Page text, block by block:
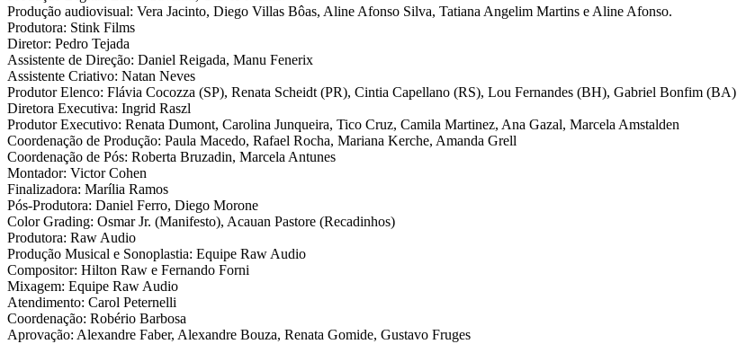
Produção audiovisual: Vera Jacinto, Diego Villas Bôas, Aline Afonso Silva, Tatiana Angelim Martins e Aline Afonso.
Produtora: Stink Films
Diretor: Pedro Tejada
Assistente de Direção: Daniel Reigada, Manu Fenerix
Assistente Criativo: Natan Neves
Produtor Elenco: Flávia Cocozza (SP), Renata Scheidt (PR), Cintia Capellano (RS), Lou Fernandes (BH), Gabriel Bonfim (BA)
Diretora Executiva: Ingrid Raszl
Produtor Executivo: Renata Dumont, Carolina Junqueira, Tico Cruz, Camila Martinez, Ana Gazal, Marcela Amstalden
Coordenação de Produção: Paula Macedo, Rafael Rocha, Mariana Kerche, Amanda Grell
Coordenação de Pós: Roberta Bruzadin, Marcela Antunes
Montador: Victor Cohen
Finalizadora: Marília Ramos
Pós-Produtora: Daniel Ferro, Diego Morone
Color Grading: Osmar Jr. (Manifesto), Acauan Pastore (Recadinhos)
Produtora: Raw Audio
Produção Musical e Sonoplastia: Equipe Raw Audio
Compositor: Hilton Raw e Fernando Forni
Mixagem: Equipe Raw Audio
Atendimento: Carol Peternelli
Coordenação: Robério Barbosa
Aprovação: Alexandre Faber, Alexandre Bouza, Renata Gomide, Gustavo Fruges